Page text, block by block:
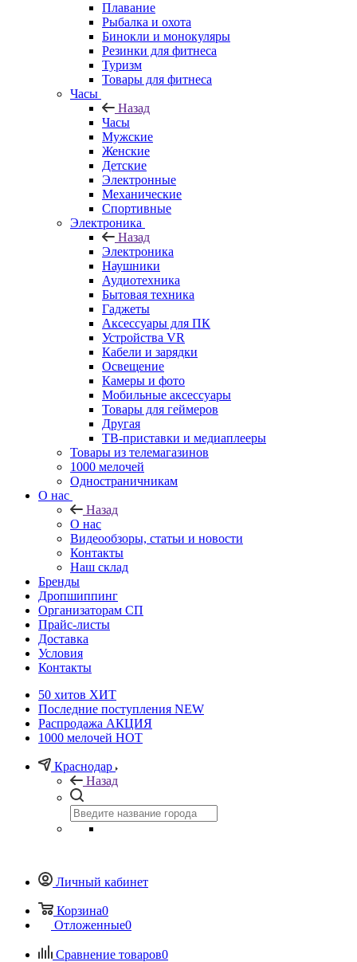
Плавание
Рыбалка и охота
Бинокли и монокуляры
Резинки для фитнеса
Туризм
Товары для фитнеса
Часы
Назад
Часы
Мужские
Женские
Детские
Электронные
Механические
Спортивные
Электроника
Назад
Электроника
Наушники
Аудиотехника
Бытовая техника
Гаджеты
Аксессуары для ПК
Устройства VR
Кабели и зарядки
Освещение
Камеры и фото
Мобильные аксессуары
Товары для геймеров
Другая
ТВ-приставки и медиаплееры
Товары из телемагазинов
1000 мелочей
Одностраничникам
О нас
Назад
О нас
Видеообзоры, статьи и новости
Контакты
Наш склад
Бренды
Дропшиппинг
Организаторам СП
Прайс-листы
Доставка
Условия
Контакты
50 хитов ХИТ
Последние поступления NEW
Распродажа АКЦИЯ
1000 мелочей HOT
Краснодар
Назад
Личный кабинет
Корзина0
Отложенные0
Сравнение товаров0